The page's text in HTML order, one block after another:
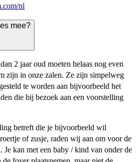
nl
mee?
2 jaar oud moeten helaas nog even
zijn in onze zalen. Ze zijn simpelweg
te worden aan bijvoorbeeld het
die bij bezoek aan een voorstelling
betreft die je bijvoorbeeld wil
of zusje, raden wij aan om voor de
Je kan met een baby / kind van onder de